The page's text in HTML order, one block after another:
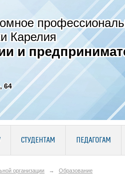
Карелия
и
64
СТУДЕНТАМ ПЕДАГОГАМ
организации → Образование